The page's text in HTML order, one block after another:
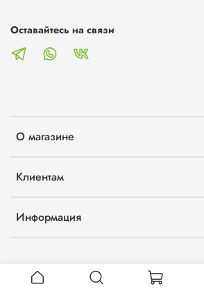
О магазине
Клиентам
Информация
Оставайтесь на связи